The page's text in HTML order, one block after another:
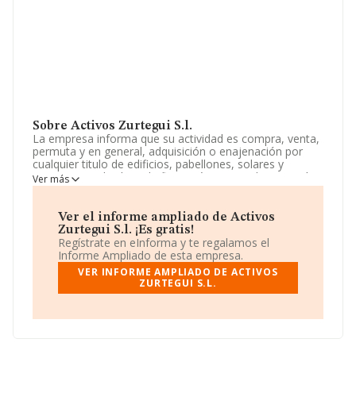
Sobre Activos Zurtegui S.l.
La empresa informa que su actividad es compra, venta,
permuta y en general, adquisición o enajenación por
cualquier titulo de edificios, pabellones, solares y
terrenos y toda clase de fincas rústicas y urbanas, así
como su ordenacion, parcelacion y urbanizaci. La
actividad CNAE es 'Alquiler de bienes inmobiliarios por
cuenta propia' con código 6820. La empresa no tiene
actividad en mercados exteriores.
En relación con la productividad en 2016, en relación
con las ventas, la empresa no ha tenido variación
alguna.
La compañíaActivos Zurtegui S.L, con NIF
Ver más
Ver el informe ampliado de Activos
Zurtegui S.l. ¡Es gratis!
Regístrate en eInforma y te regalamos el
Informe Ampliado de esta empresa.
VER INFORME AMPLIADO DE ACTIVOS
ZURTEGUI S.L.